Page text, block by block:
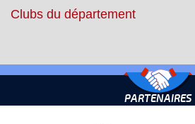
Clubs du département
PARTENAIRES